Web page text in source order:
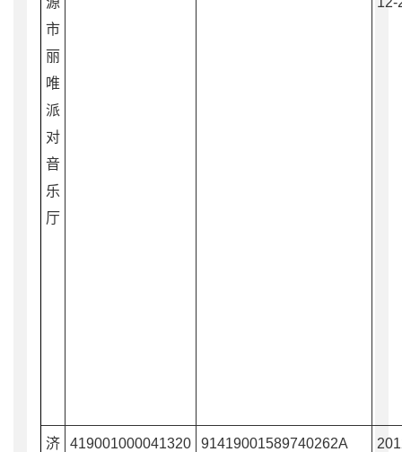
市
丽
唯
派
对
音
乐
厅
济
419001000041320 91419001589740262A